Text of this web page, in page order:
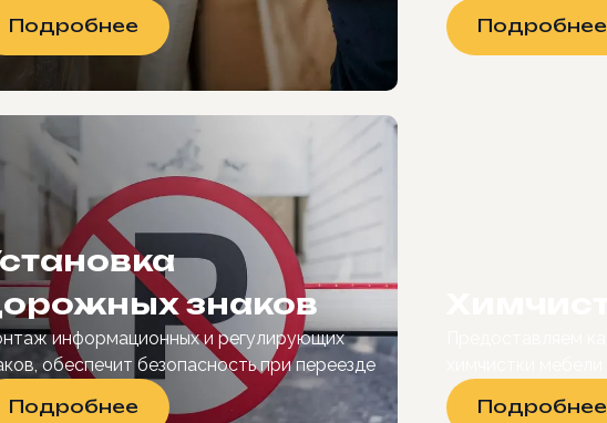
Подробнее Подробнее
знаков
информационных и регулирующих
обеспечит безопасность при переезде
Подробнее Подробнее